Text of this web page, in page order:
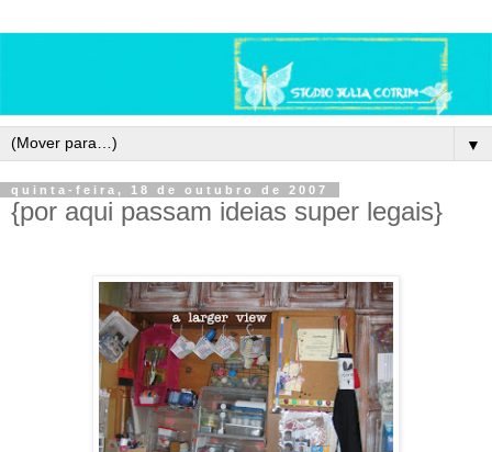
▼
quinta-feira, 18 de outubro de 2007
{por aqui passam ideias super legais}